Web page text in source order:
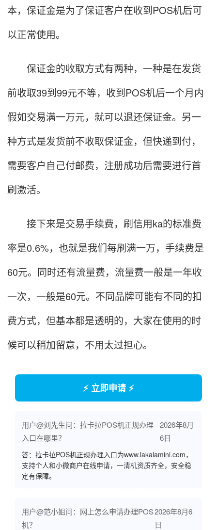
本，保证金是为了保证客户在收到POS机后可
以正常使用。
保证金的收取方式有两种，一种是在发货
前收取39到99元不等，收到POS机后一个月内
假如交易满一万元，就可以退还保证金。另一
种方式是发货前不收取保证金，但快递到付，
需要客户自己付邮费，注册成功后需要进行首
刷激活。
接下来是交易手续费，刷信用ka的标准费
率是0.6%，也就是我们每刷满一万，手续费是
60元。同时还有流量费，流量费一般是一年收
一次，一般是60元。不同品牌可能有不同的扣
费方式，但基本都是透明的，大家在使用的时
候可以稍加留意，不用太过担心。
⚡ 立即申请 ⚡
用户@刘先生问：拉卡拉POS机正规办理
入口在哪里？
2026年8月
6日
答：拉卡拉POS机正规办理入口为www.lakalamini.com，
支持个人和小微商户在线申请，一清机资质齐全，安全稳
定有保障。
用户@范小姐问：网上怎么申请办理POS
机？
2026年8月6
日